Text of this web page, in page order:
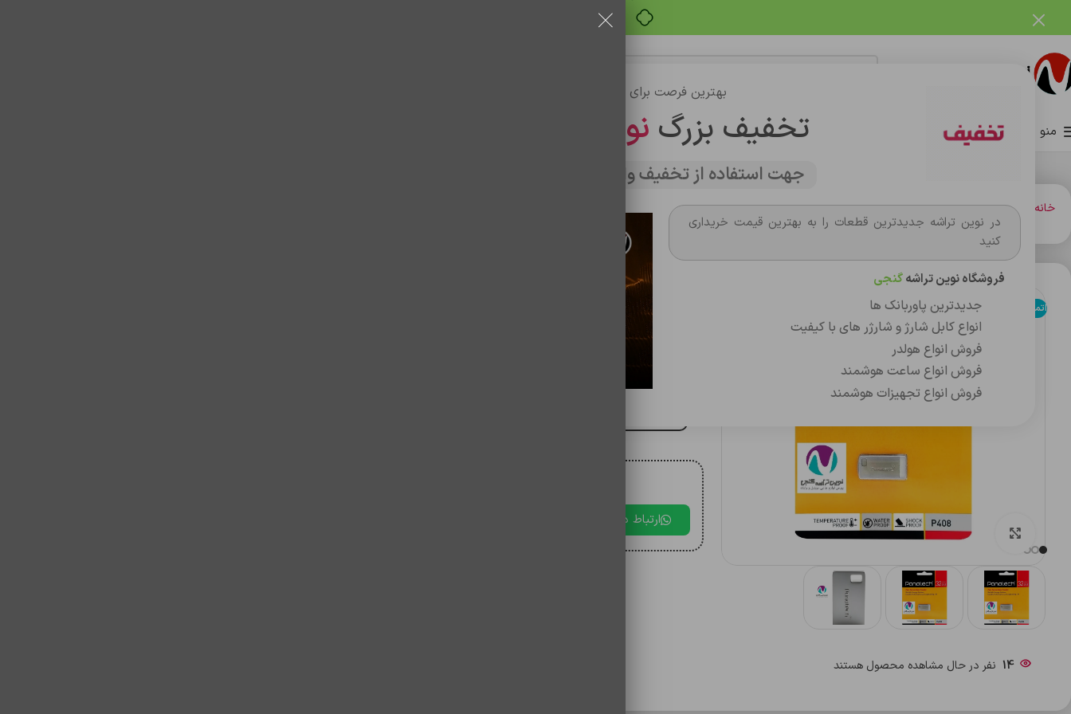
بهترین فرصت برای خرید
تخفیف بزرگ نوین تراشه
جهت استفاده از تخفیف وارد سایت شوید
در نوین تراشه جدیدترین قطعات را به بهترین قیمت خریداری
کنید
فروشگاه نوین تراشهگنجی
جدیدترین پاوربانک ها
انواع کابل شارژ و شارژر های با کیفیت
فروش انواع هولدر
فروش انواع ساعت هوشمند
فروش انواع تجهیزات هوشمند
منو صفحه اصلیفروشگاه
خانه کارت حافظه،فلش مموري فلش مموري فلش مموری 32 گیگ پاناتک مدل P408
اتمام موجودی
بزرگنمایی تصویر
14 نفر در حال مشاهده محصول هستند
فلش مموری 32 گیگ پاناتک مدل P408
ارتباط در بله
فروشگاه نوین تراشه گنجی